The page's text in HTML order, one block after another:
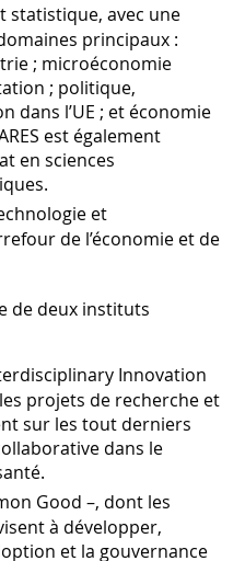
statistique, avec une
principaux :
; microéconomie
; politique,
dans l’UE ; et économie
est également
en sciences
et
de l’économie et de
de deux instituts
Innovation
projets de recherche et
sur les tout derniers
dans le
Good –, dont les
à développer,
et la gouvernance